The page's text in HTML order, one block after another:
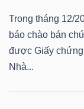
Trong tháng 12/
báo chào bán
được Giấy
Nhà...
viết
tác